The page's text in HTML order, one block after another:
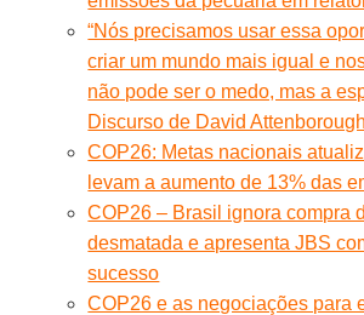
“Nós precisamos usar essa
criar um mundo mais igual e
não pode ser o medo, mas a
Discurso de David
COP26: Metas nacionais
levam a aumento de 13% das
COP26 – Brasil ignora compra
desmatada e apresenta JBS
sucesso
COP26 e as negociações para